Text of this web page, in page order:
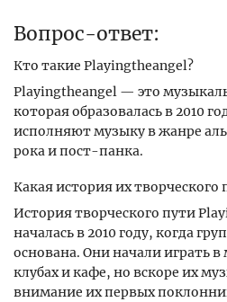
Вопрос-ответ:
Кто такие Playingtheangel?
Playingtheangel — это
которая образовалась в 2010
исполняют музыку в жанре
рока и пост-панка.
Какая история их творческого
История творческого пути
началась в 2010 году, когда
основана. Они начали играть в
клубах и кафе, но вскоре их
внимание их первых